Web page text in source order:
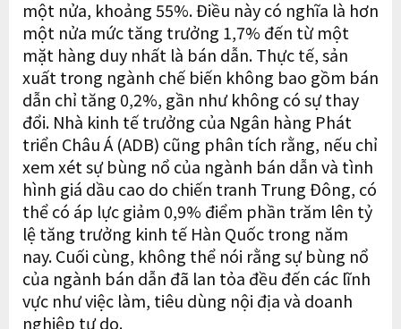
một nửa, khoảng 55%. Điều này có nghĩa là hơn
một nửa mức tăng trưởng 1,7% đến từ một
mặt hàng duy nhất là bán dẫn. Thực tế, sản
xuất trong ngành chế biến không bao gồm bán
dẫn chỉ tăng 0,2%, gần như không có sự thay
đổi. Nhà kinh tế trưởng của Ngân hàng Phát
triển Châu Á (ADB) cũng phân tích rằng, nếu chỉ
xem xét sự bùng nổ của ngành bán dẫn và tình
hình giá dầu cao do chiến tranh Trung Đông, có
thể có áp lực giảm 0,9% điểm phần trăm lên tỷ
lệ tăng trưởng kinh tế Hàn Quốc trong năm
nay. Cuối cùng, không thể nói rằng sự bùng nổ
của ngành bán dẫn đã lan tỏa đều đến các lĩnh
vực như việc làm, tiêu dùng nội địa và doanh
nghiệp tự do.